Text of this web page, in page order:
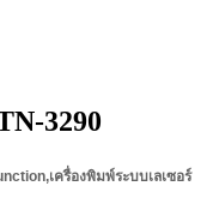
3290
เครื่องพิมพ์ระบบเลเซอร์